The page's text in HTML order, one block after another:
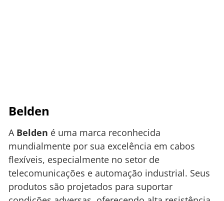
Belden
A Belden é uma marca reconhecida
mundialmente por sua excelência em cabos
flexíveis, especialmente no setor de
telecomunicações e automação industrial. Seus
produtos são projetados para suportar